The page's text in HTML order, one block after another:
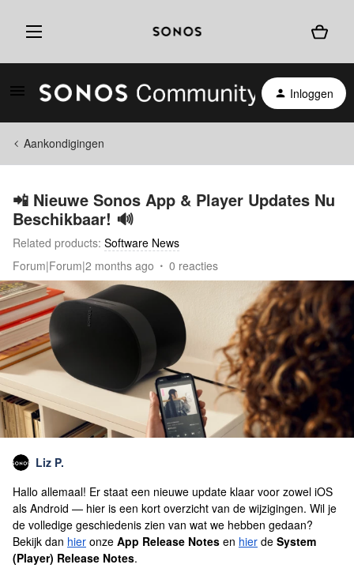
Inloggen
Aankondigingen
📲 Nieuwe Sonos App & Player Updates Nu
Beschikbaar! 🔊
Related products: Software News
Forum|Forum|2 months ago
0 reacties
Liz P.
Hallo allemaal! Er staat een nieuwe update klaar voor zowel iOS
als Android — hier is een kort overzicht van de wijzigingen. Wil je
de volledige geschiedenis zien van wat we hebben gedaan?
Bekijk dan hier onze App Release Notes en hier de System
(Player) Release Notes.